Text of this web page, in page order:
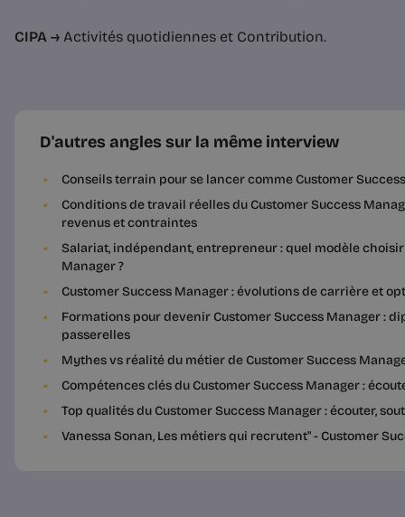
CIPA → Activités quotidiennes et Contribution.
D'autres angles sur la même interview
Conseils terrain pour se lancer comme Customer
Conditions de travail réelles du Customer Success
revenus et contraintes
Salariat, indépendant, entrepreneur : quel modèle
Manager ?
Customer Success Manager : évolutions de carrière et
Formations pour devenir Customer Success Manager :
passerelles
Mythes vs réalité du métier de Customer Success
Compétences clés du Customer Success Manager :
Top qualités du Customer Success Manager : écouter,
Vanessa Sonan, Les métiers qui recrutent" - Customer